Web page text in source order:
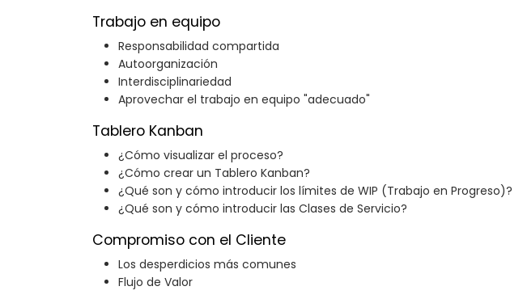
Trabajo en equipo
Responsabilidad compartida
Autoorganización
Interdisciplinariedad
Aprovechar el trabajo en equipo "adecuado"
Tablero Kanban
¿Cómo visualizar el proceso?
¿Cómo crear un Tablero Kanban?
¿Qué son y cómo introducir los límites de WIP (Trabajo en Progreso)?
¿Qué son y cómo introducir las Clases de Servicio?
Compromiso con el Cliente
Los desperdicios más comunes
Flujo de Valor